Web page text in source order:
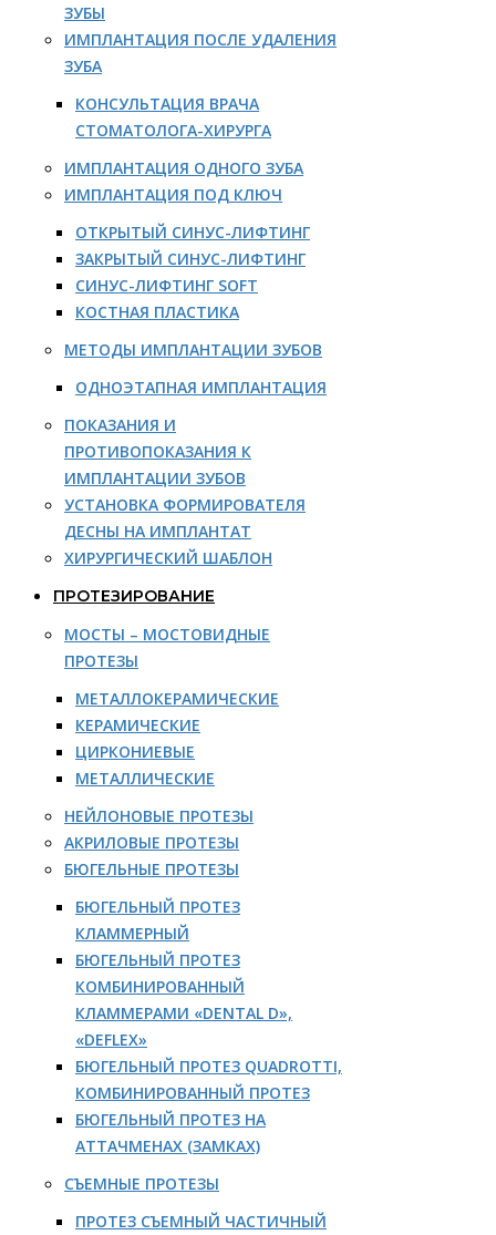
ЗУБЫ
ИМПЛАНТАЦИЯ ПОСЛЕ УДАЛЕНИЯ
ЗУБА
КОНСУЛЬТАЦИЯ ВРАЧА
СТОМАТОЛОГА-ХИРУРГА
ИМПЛАНТАЦИЯ ОДНОГО ЗУБА
ИМПЛАНТАЦИЯ ПОД КЛЮЧ
ОТКРЫТЫЙ СИНУС-ЛИФТИНГ
ЗАКРЫТЫЙ СИНУС-ЛИФТИНГ
СИНУС-ЛИФТИНГ SOFT
КОСТНАЯ ПЛАСТИКА
МЕТОДЫ ИМПЛАНТАЦИИ ЗУБОВ
ОДНОЭТАПНАЯ ИМПЛАНТАЦИЯ
ПОКАЗАНИЯ И
ПРОТИВОПОКАЗАНИЯ К
ИМПЛАНТАЦИИ ЗУБОВ
УСТАНОВКА ФОРМИРОВАТЕЛЯ
ДЕСНЫ НА ИМПЛАНТАТ
ХИРУРГИЧЕСКИЙ ШАБЛОН
ПРОТЕЗИРОВАНИЕ
МОСТЫ – МОСТОВИДНЫЕ
ПРОТЕЗЫ
МЕТАЛЛОКЕРАМИЧЕСКИЕ
КЕРАМИЧЕСКИЕ
ЦИРКОНИЕВЫЕ
МЕТАЛЛИЧЕСКИЕ
НЕЙЛОНОВЫЕ ПРОТЕЗЫ
АКРИЛОВЫЕ ПРОТЕЗЫ
БЮГЕЛЬНЫЕ ПРОТЕЗЫ
БЮГЕЛЬНЫЙ ПРОТЕЗ
КЛАММЕРНЫЙ
БЮГЕЛЬНЫЙ ПРОТЕЗ
КОМБИНИРОВАННЫЙ
КЛАММЕРАМИ «DENTAL D»,
«DEFLEX»
БЮГЕЛЬНЫЙ ПРОТЕЗ QUADROTTI,
КОМБИНИРОВАННЫЙ ПРОТЕЗ
БЮГЕЛЬНЫЙ ПРОТЕЗ НА
АТТАЧМЕНАХ (ЗАМКАХ)
СЪЕМНЫЕ ПРОТЕЗЫ
ПРОТЕЗ СЪЕМНЫЙ ЧАСТИЧНЫЙ